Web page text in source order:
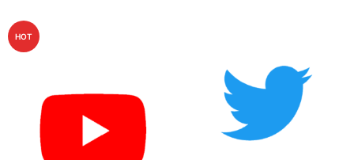
HOT